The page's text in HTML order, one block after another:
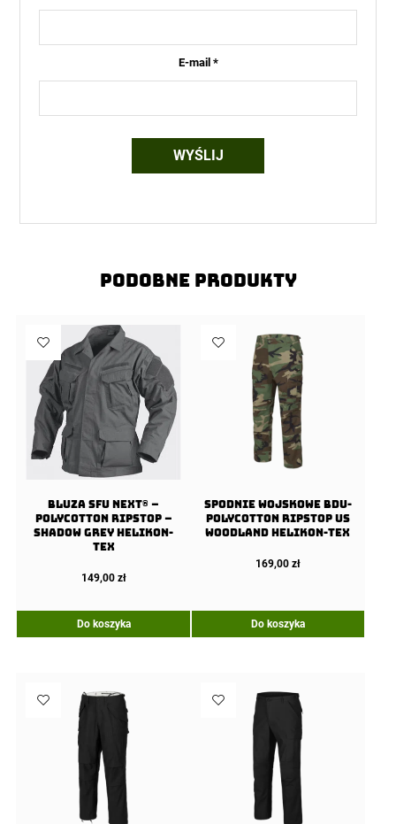
E-mail *
Podobne produkty
Bluza SFU NEXT® –
PolyCotton Ripstop –
Shadow Grey Helikon-
tex
149,00 zł
Do koszyka
Spodnie wojskowe BDU-
PolyCotton Ripstop US
Woodland Helikon-Tex
169,00 zł
Do koszyka